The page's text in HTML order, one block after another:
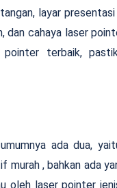
layar
dan cahaya laser
terbaik,
ada dua,
, bahkan ada
oleh laser pointer